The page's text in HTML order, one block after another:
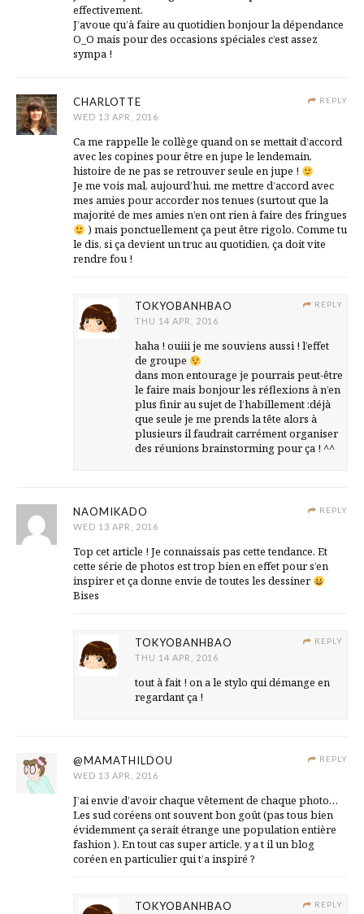
effectivement.
J’avoue qu’à faire au quotidien bonjour la dépendance
O_O mais pour des occasions spéciales c’est assez
sympa !
REPLY
CHARLOTTE
WED 13 APR, 2016
Ca me rappelle le collège quand on se mettait d’accord
avec les copines pour être en jupe le lendemain,
histoire de ne pas se retrouver seule en jupe !
Je me vois mal, aujourd’hui, me mettre d’accord avec
mes amies pour accorder nos tenues (surtout que la
majorité de mes amies n’en ont rien à faire des fringues
) mais ponctuellement ça peut être rigolo. Comme tu
le dis, si ça devient un truc au quotidien, ça doit vite
rendre fou !
REPLY
TOKYOBANHBAO
THU 14 APR, 2016
haha ! ouiii je me souviens aussi ! l’effet
de groupe
dans mon entourage je pourrais peut-être
le faire mais bonjour les réflexions à n’en
plus finir au sujet de l’habillement :déjà
que seule je me prends la tête alors à
plusieurs il faudrait carrément organiser
des réunions brainstorming pour ça ! ^^
REPLY
NAOMIKADO
WED 13 APR, 2016
Top cet article ! Je connaissais pas cette tendance. Et
cette série de photos est trop bien en effet pour s’en
inspirer et ça donne envie de toutes les dessiner
Bises
REPLY
TOKYOBANHBAO
THU 14 APR, 2016
tout à fait ! on a le stylo qui démange en
regardant ça !
REPLY
@MAMATHILDOU
WED 13 APR, 2016
J’ai envie d’avoir chaque vêtement de chaque photo…
Les sud coréens ont souvent bon goût (pas tous bien
évidemment ça serait étrange une population entière
fashion ). En tout cas super article, y a t il un blog
coréen en particulier qui t’a inspiré ?
REPLY
TOKYOBANHBAO